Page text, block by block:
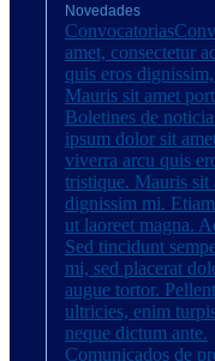
Novedades
Convocatorias
amet, consectetur
quis eros
Mauris sit amet
Boletines de
ipsum dolor sit
viverra arcu quis
tristique. Mauris sit
dignissim mi.
ut laoreet magna.
Sed tincidunt
mi, sed placerat
augue tortor.
ultricies, enim
neque dictum ante.
Comunicados de